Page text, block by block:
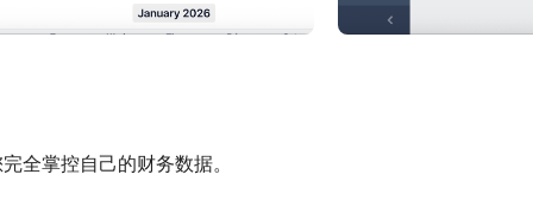
全掌控自己的财务数据。